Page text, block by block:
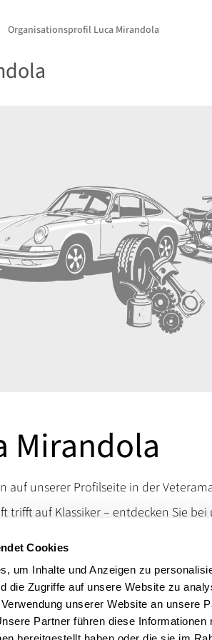
Cookies
um Inhalte und Anzeigen zu
die Zugriffe auf unsere Website zu
unserer Website an unsere
Partner führen diese
Organisationsprofil Luca Mirandola
Mirandola
auf unserer Profilseite in der
trifft auf Klassiker – entdecken Sie bei
Sie uns auf der VETERAMA und
Raritäten.
erreichen Sie uns über unsere
Motorradteile, Autoteile